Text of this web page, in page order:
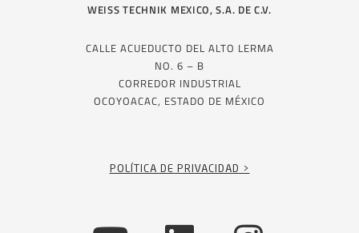
WEISS TECHNIK MEXICO, S.A. DE C.V.
CALLE ACUEDUCTO DEL ALTO LERMA
NO. 6 – B
CORREDOR INDUSTRIAL
OCOYOACAC, ESTADO DE MÉXICO
POLÍTICA DE PRIVACIDAD >